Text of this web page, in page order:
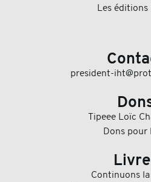
Les éditions
president-
Tipeee Loïc
Dons pour
Continuons